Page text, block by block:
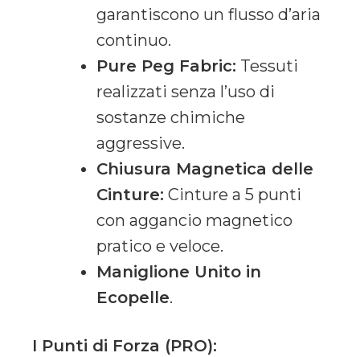
garantiscono un flusso d’aria
continuo.
Pure Peg Fabric: Tessuti
realizzati senza l’uso di
sostanze chimiche
aggressive.
Chiusura Magnetica delle
Cinture: Cinture a 5 punti
con aggancio magnetico
pratico e veloce.
Maniglione Unito in
Ecopelle.
I Punti di Forza (PRO):